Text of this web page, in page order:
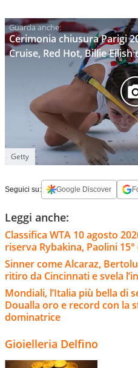
Cerimonia chiusura Parigi
Cruise, Red Hot, Billie
Getty
Seguici su: Google Discover
Leggi anche:
Classifica WTA 10 agosto
riserva Rybakina, Paolini
Sinner come Alcaraz,
ritiro da Cincinnati e svela
Mondiali, l’Italia più bella di
Doualla oro e record con la
dominatrice
Gioielleria Delfino